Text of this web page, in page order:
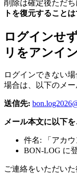
削除は確定後ただち
トを復元すること
ログインせ
リをアンイ
ログインできない
場合は、以下のメー
送信先:
メール本文に以下
件名: 「アカウ
BON-LOG に
ご連絡をいただい